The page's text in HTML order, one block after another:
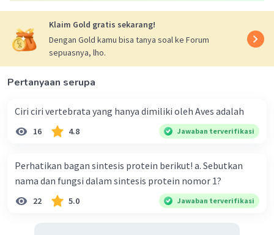
Beri Rating·0.0( 0) Balas
Level 88
jawaban :
Muhammad G Level 81
Klaim Gold gratis sekarang!
Dengan Gold kamu bisa tanya soal ke Forum
sepuasnya, lho.
Pertanyaan serupa
Ciri ciri vertebrata yang hanya dimiliki oleh Aves adalah
16 4.8 Jawaban terverifikasi
Perhatikan bagan sintesis protein berikut! a. Sebutkan
nama dan fungsi dalam sintesis protein nomor 1?
22 5.0 Jawaban terverifikasi